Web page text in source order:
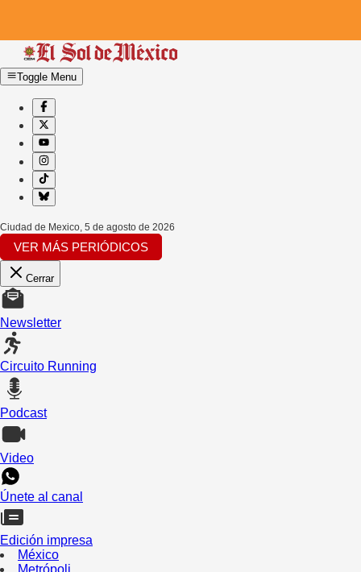
Toggle Menu
Ciudad de Mexico, 5 de agosto de 2026
VER MÁS PERIÓDICOS
Cerrar
Newsletter
Circuito Running
Podcast
Video
Únete al canal
Edición impresa
México